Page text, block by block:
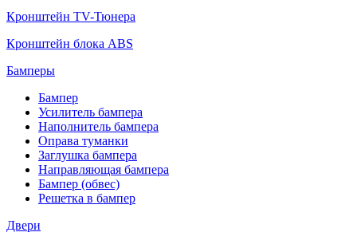
Кронштейн TV-Тюнера
Кронштейн блока ABS
Бамперы
Бампер
Усилитель бампера
Наполнитель бампера
Оправа туманки
Заглушка бампера
Направляющая бампера
Бампер (обвес)
Решетка в бампер
Двери